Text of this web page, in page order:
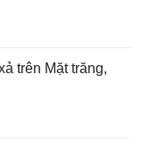
trên Mặt trăng,